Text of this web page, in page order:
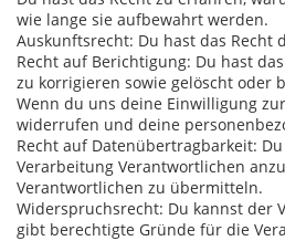
wie lange sie aufbewahrt werden.
Auskunftsrecht: Du hast das Recht
Recht auf Berichtigung: Du hast
zu korrigieren sowie gelöscht oder
Wenn du uns deine Einwilligung
widerrufen und deine
Recht auf Datenübertragbarkeit:
Verarbeitung Verantwortlichen
Verantwortlichen zu übermitteln.
Widerspruchsrecht: Du kannst der
gibt berechtigte Gründe für die